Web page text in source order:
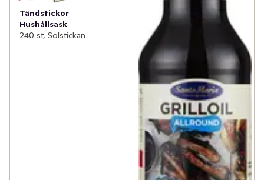
Tändstickor
Hushållsask
240 st, Solstickan